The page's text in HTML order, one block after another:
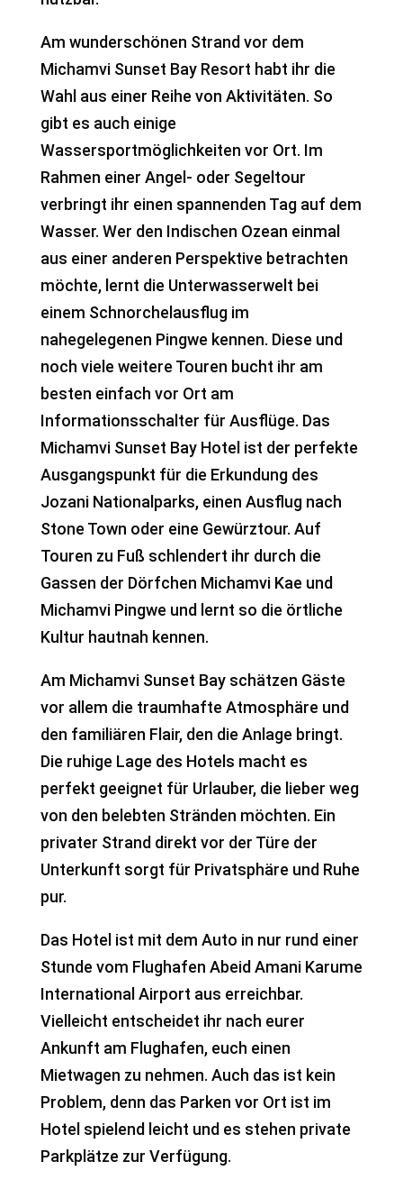
Am wunderschönen Strand vor dem
Michamvi Sunset Bay Resort habt ihr die
Wahl aus einer Reihe von Aktivitäten. So
gibt es auch einige
Wassersportmöglichkeiten vor Ort. Im
Rahmen einer Angel- oder Segeltour
verbringt ihr einen spannenden Tag auf dem
Wasser. Wer den Indischen Ozean einmal
aus einer anderen Perspektive betrachten
möchte, lernt die Unterwasserwelt bei
einem Schnorchelausflug im
nahegelegenen Pingwe kennen. Diese und
noch viele weitere Touren bucht ihr am
besten einfach vor Ort am
Informationsschalter für Ausflüge. Das
Michamvi Sunset Bay Hotel ist der perfekte
Ausgangspunkt für die Erkundung des
Jozani Nationalparks, einen Ausflug nach
Stone Town oder eine Gewürztour. Auf
Touren zu Fuß schlendert ihr durch die
Gassen der Dörfchen Michamvi Kae und
Michamvi Pingwe und lernt so die örtliche
Kultur hautnah kennen.
Am Michamvi Sunset Bay schätzen Gäste
vor allem die traumhafte Atmosphäre und
den familiären Flair, den die Anlage bringt.
Die ruhige Lage des Hotels macht es
perfekt geeignet für Urlauber, die lieber weg
von den belebten Stränden möchten. Ein
privater Strand direkt vor der Türe der
Unterkunft sorgt für Privatsphäre und Ruhe
pur.
Das Hotel ist mit dem Auto in nur rund einer
Stunde vom Flughafen Abeid Amani Karume
International Airport aus erreichbar.
Vielleicht entscheidet ihr nach eurer
Ankunft am Flughafen, euch einen
Mietwagen zu nehmen. Auch das ist kein
Problem, denn das Parken vor Ort ist im
Hotel spielend leicht und es stehen private
Parkplätze zur Verfügung.